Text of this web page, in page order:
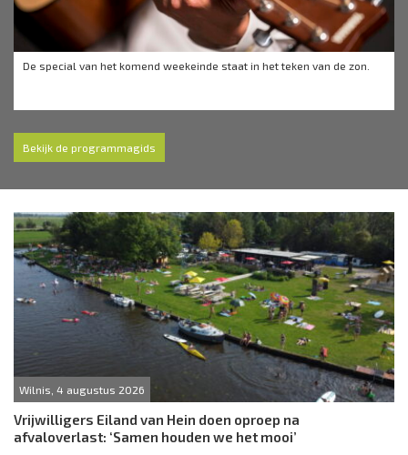
De special van het komend weekeinde staat in het teken van de zon.
Bekijk de programmagids
Wilnis, 4 augustus 2026
Vrijwilligers Eiland van Hein doen oproep na
afvaloverlast: ‘Samen houden we het mooi’